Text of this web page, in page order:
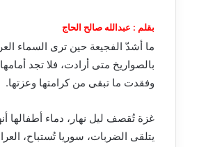
بقلم : عبدالله صالح الحاج
ما أشدّ الفجيعة حين ترى السماء
بالصواريخ متى أرادت، فلا تجد
وفقدت ما تبقى من كرامتها وعزتها.
غزة تُقصف ليل نهار، دماء أطفالها
يتلقى الضربات، سوريا تُستباح،